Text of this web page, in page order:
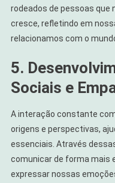
rodeados de pessoas que
cresce, refletindo em
relacionamos com o
5.
Sociais e
A interação constante
origens e perspectivas,
essenciais. Através
comunicar de forma mais
expressar nossas